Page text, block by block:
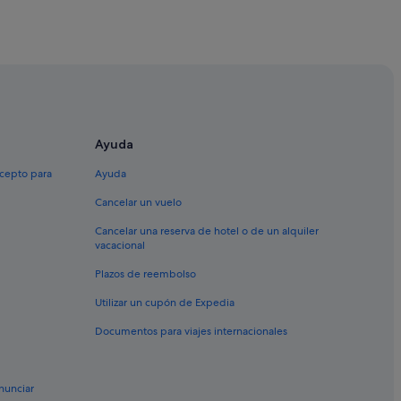
para
Ayuda
Ayuda
Cancelar un vuelo
Cancelar una reserva de hotel o de un alquiler
vacacional
Plazos de reembolso
Utilizar un cupón de Expedia
Documentos para viajes internacionales